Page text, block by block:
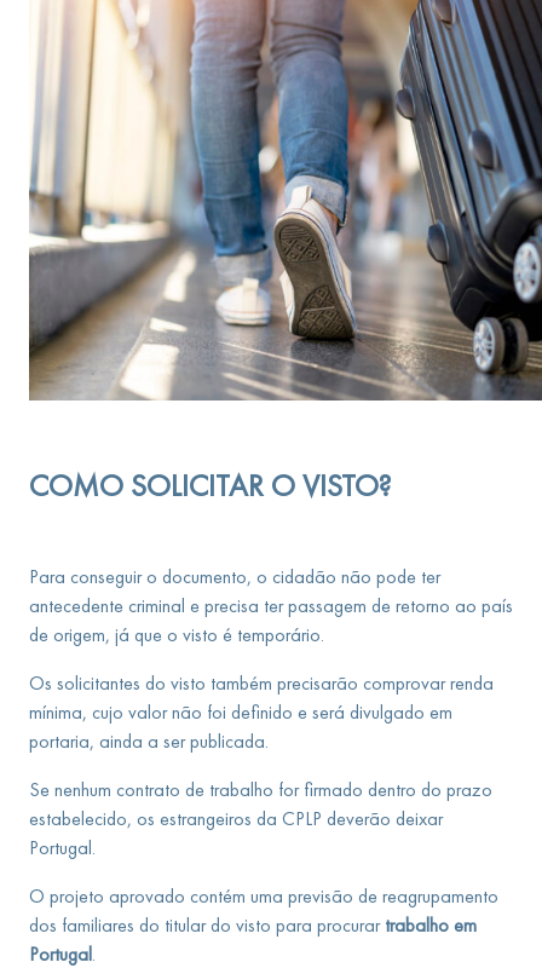
COMO SOLICITAR O VISTO?
Para conseguir o documento, o cidadão não pode ter
antecedente criminal e precisa ter passagem de retorno ao país
de origem, já que o visto é temporário.
Os solicitantes do visto também precisarão comprovar renda
mínima, cujo valor não foi definido e será divulgado em
portaria, ainda a ser publicada.
Se nenhum contrato de trabalho for firmado dentro do prazo
estabelecido, os estrangeiros da CPLP deverão deixar
Portugal.
O projeto aprovado contém uma previsão de reagrupamento
dos familiares do titular do visto para procurar trabalho em
Portugal.